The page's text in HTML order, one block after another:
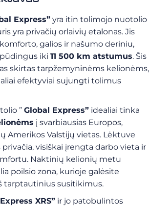
Express” yra itin tolimojo nuotolio
yra privačių orlaivių etalonas. Jis
galios ir našumo deriniu,
iki 11 500 km atstumus. Šis
skirtas tarpžemyninėms kelionėms,
efektyviai sujungti tolimus
” Global Express” idealiai tinka
į svarbiausias Europos,
Amerikos Valstijų vietas. Lėktuve
visiškai įrengta darbo vieta ir
Naktinių kelionių metu
poilsio zona, kurioje galėsite
tarptautinius susitikimus.
XRS” ir jo patobulintos